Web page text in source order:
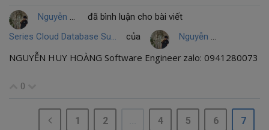
Nguyễn Huy Hoàng
đã bình luận cho bài viết
Series Cloud Database Supabase #1: Kiến trúc "Backend-in-a-Box" và Triết lý Database-First
của Nguyễn Huy Hoàng
NGUYỄN HUY HOÀNG Software Engineer zalo: 0941280073
0
1 2 4 5 6 7